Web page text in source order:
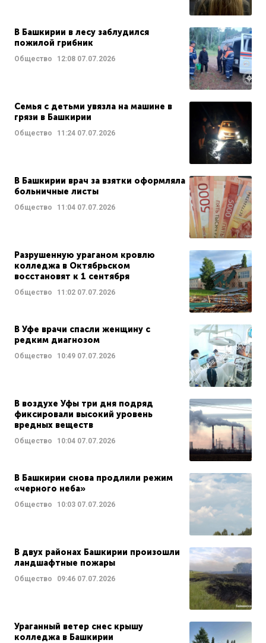
В Башкирии в лесу заблудился
пожилой грибник
Общество 12:08 07.07.2026
Семья с детьми увязла на машине в
грязи в Башкирии
Общество 11:24 07.07.2026
В Башкирии врач за взятки оформляла
больничные листы
Общество 11:04 07.07.2026
Разрушенную ураганом кровлю
колледжа в Октябрьском
восстановят к 1 сентября
Общество 11:02 07.07.2026
В Уфе врачи спасли женщину с
редким диагнозом
Общество 10:49 07.07.2026
В воздухе Уфы три дня подряд
фиксировали высокий уровень
вредных веществ
Общество 10:04 07.07.2026
В Башкирии снова продлили режим
«черного неба»
Общество 10:03 07.07.2026
В двух районах Башкирии произошли
ландшафтные пожары
Общество 09:46 07.07.2026
Ураганный ветер снес крышу
колледжа в Башкирии